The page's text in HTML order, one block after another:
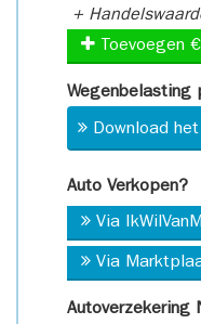
+
Toevoegen
Wegenbelasting
Download
Auto Verkopen?
Via
Via
Autoverzekering